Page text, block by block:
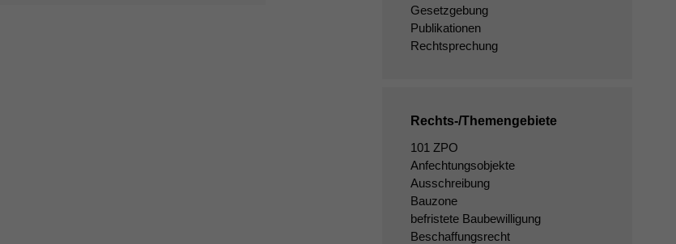
Gesetzgebung
Publikationen
Rechtsprechung
Rechts-/Themengebiete
101 ZPO
Anfechtungsobjekte
Ausschreibung
Bauzone
befristete Baubewilligung
Beschaffungsrecht